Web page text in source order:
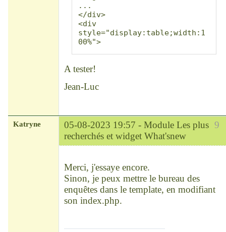
...
</div>
<div
style="display:table;width:1
00%">
tablediv"><span
<b>Personnes</b></span><br
<div
style="float:left;margin-
right:10px;width:80px;text-
align:center">
<br />
<div class="titlebox
tablediv"><span
class="subhead"><b>Bureau
des enquêtes
A tester!
Jean-Luc
9
Katryne 05-08-2023 19:57 - Module Les plus
recherchés et widget What'snew
Merci, j'essaye encore.
Sinon, je peux mettre le bureau des
enquêtes dans le template, en modifiant
son index.php.